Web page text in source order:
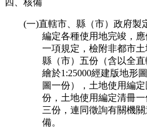
四、核備
(一)直轄市、縣（市）政府製
編定各種使用地完竣，
一項規定，檢附非都市土
縣（市）五份（含以全
繪於1:25000經建版地形
圖一份），土地使用編
份，土地使用編定清冊
三份，連同徵詢有關機
備。